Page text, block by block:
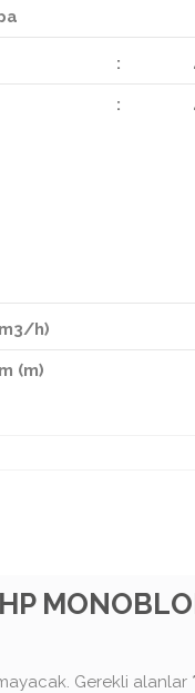
:
:
h)
(m)
Gerekli alanlar *